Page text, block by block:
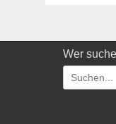
Wer
Suchen
nach: